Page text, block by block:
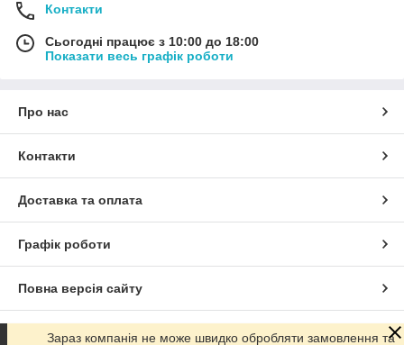
Контакти
Сьогодні працює з 10:00 до 18:00
Показати весь графік роботи
Про нас
Контакти
Доставка та оплата
Графік роботи
Повна версія сайту
Сайт створено на маркетплейсі Prom.ua
Зараз компанія не може швидко обробляти замовлення та